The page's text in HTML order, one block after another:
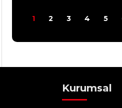
1 2 3 4 5
Kurumsal